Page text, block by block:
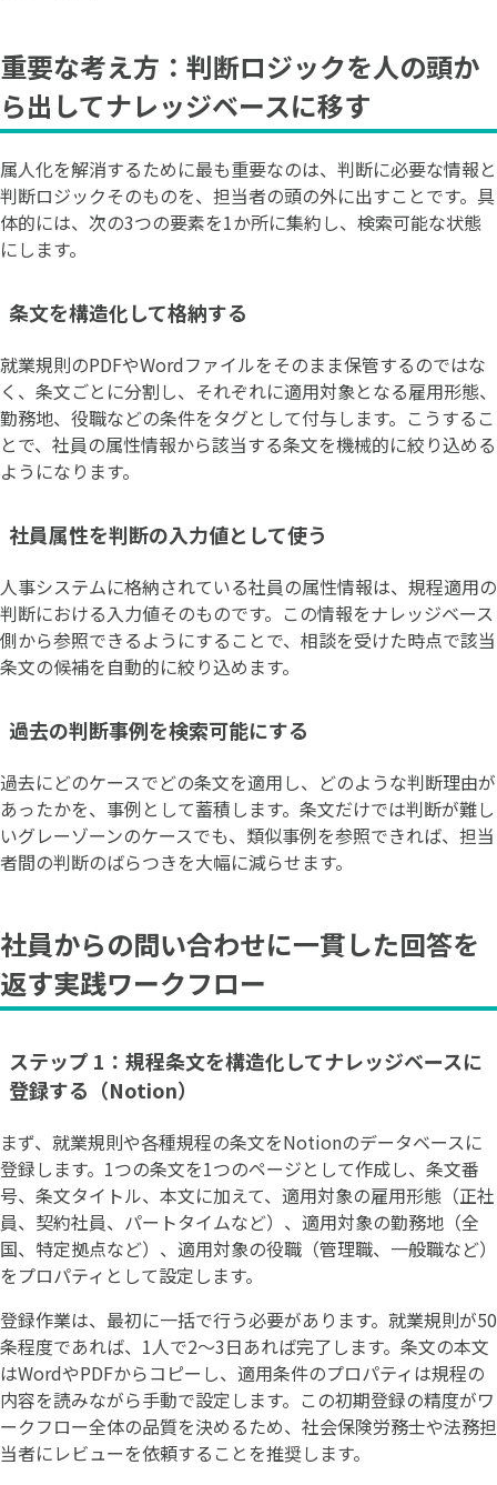
重要な考え方：判断ロジックを人の頭か
ら出してナレッジベースに移す
属人化を解消するために最も重要なのは、判断に必要な情報と
判断ロジックそのものを、担当者の頭の外に出すことです。具
体的には、次の3つの要素を1か所に集約し、検索可能な状態
にします。
条文を構造化して格納する
就業規則のPDFやWordファイルをそのまま保管するのではな
く、条文ごとに分割し、それぞれに適用対象となる雇用形態、
勤務地、役職などの条件をタグとして付与します。こうするこ
とで、社員の属性情報から該当する条文を機械的に絞り込める
ようになります。
社員属性を判断の入力値として使う
人事システムに格納されている社員の属性情報は、規程適用の
判断における入力値そのものです。この情報をナレッジベース
側から参照できるようにすることで、相談を受けた時点で該当
条文の候補を自動的に絞り込めます。
過去の判断事例を検索可能にする
過去にどのケースでどの条文を適用し、どのような判断理由が
あったかを、事例として蓄積します。条文だけでは判断が難し
いグレーゾーンのケースでも、類似事例を参照できれば、担当
者間の判断のばらつきを大幅に減らせます。
社員からの問い合わせに一貫した回答を
返す実践ワークフロー
ステップ 1：規程条文を構造化してナレッジベースに
登録する（Notion）
まず、就業規則や各種規程の条文をNotionのデータベースに
登録します。1つの条文を1つのページとして作成し、条文番
号、条文タイトル、本文に加えて、適用対象の雇用形態（正社
員、契約社員、パートタイムなど）、適用対象の勤務地（全
国、特定拠点など）、適用対象の役職（管理職、一般職など）
をプロパティとして設定します。
登録作業は、最初に一括で行う必要があります。就業規則が50
条程度であれば、1人で2〜3日あれば完了します。条文の本文
はWordやPDFからコピーし、適用条件のプロパティは規程の
内容を読みながら手動で設定します。この初期登録の精度がワ
ークフロー全体の品質を決めるため、社会保険労務士や法務担
当者にレビューを依頼することを推奨します。